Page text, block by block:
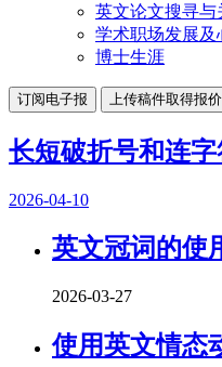
英文论文搜寻与
学术职场发展及
博士生涯
订阅电子报 上传稿件取得报价
长短破折号和连
2026-04-10
英文冠词的使
2026-03-27
使用英文情态